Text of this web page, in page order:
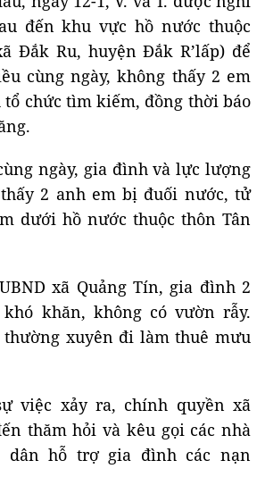
đến khu vực hồ nước thuộc
Đắk Ru, huyện Đắk R’lấp) để
cùng ngày, không thấy 2 em
chức tìm kiếm, đồng thời báo
ngày, gia đình và lực lượng
2 anh em bị đuối nước, tử
dưới hồ nước thuộc thôn Tân
xã Quảng Tín, gia đình 2
khăn, không có vườn rẫy.
thường xuyên đi làm thuê mưu
việc xảy ra, chính quyền xã
thăm hỏi và kêu gọi các nhà
dân hỗ trợ gia đình các nạn